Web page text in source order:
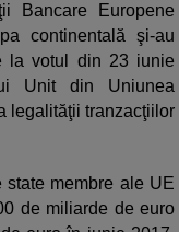
Bancare Europene
continentală şi-au
la votul din 23 iunie
Unit din Uniunea
legalităţii tranzacţiilor
state membre ale UE
de miliarde de euro